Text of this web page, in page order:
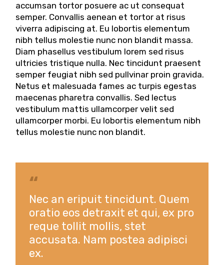
accumsan tortor posuere ac ut consequat
semper. Convallis aenean et tortor at risus
viverra adipiscing at. Eu lobortis elementum
nibh tellus molestie nunc non blandit massa.
Diam phasellus vestibulum lorem sed risus
ultricies tristique nulla. Nec tincidunt praesent
semper feugiat nibh sed pullvinar proin gravida.
Netus et malesuada fames ac turpis egestas
maecenas pharetra convallis. Sed lectus
vestibulum mattis ullamcorper velit sed
ullamcorper morbi. Eu lobortis elementum nibh
tellus molestie nunc non blandit.
Nec an eripuit tincidunt. Quem
oratio eos detraxit et qui, ex pro
reque tollit mollis, stet
accusata. Nam postea adipisci
ex.